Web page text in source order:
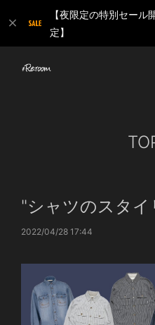
【夜限定の特別セー
定】
"シャツのスタ
2022/04/28 17:44